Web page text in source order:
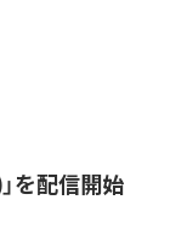
を配信開始